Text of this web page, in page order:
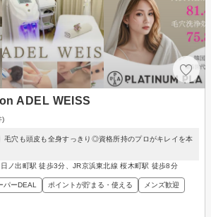
ADEL WEISS
)
毛穴も頭皮も全身すっきり◎資格所持のプロがキレイを本
ノ出町駅 徒歩3分、JR京浜東北線 桜木町駅 徒歩8分
パーDEAL ポイントが貯まる・使える メンズ歓迎